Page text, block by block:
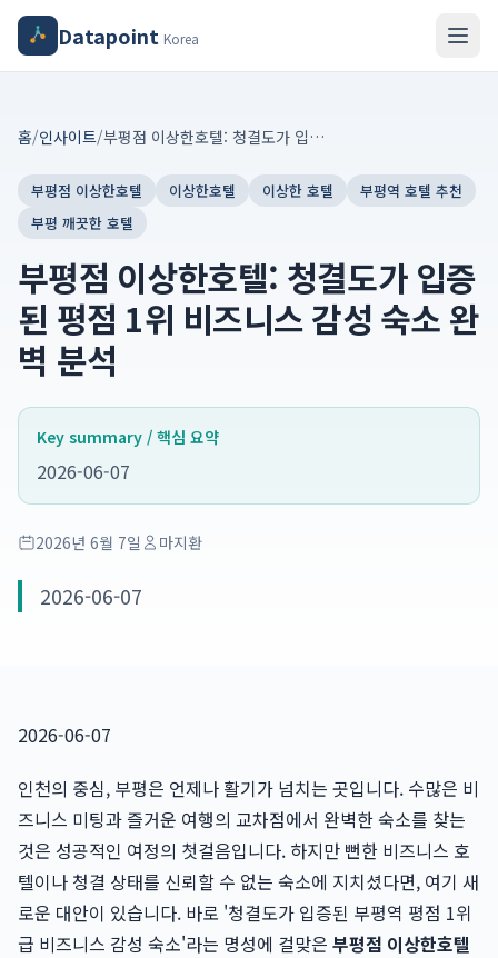
Datapoint Korea
홈/인사이트/ 부평점 이상한호텔: 청결도가 입증된 평점 1위 비즈니스 감성 숙소 완벽 분석
부평점 이상한호텔 이상한호텔 이상한 호텔
부평역 호텔 추천
부평 깨끗한 호텔
부평점 이상한호텔: 청결도가 입증
된 평점 1위 비즈니스 감성 숙소 완
벽 분석
Key summary / 핵심 요약
2026-06-07
2026년 6월 7일 마지환
2026-06-07
2026-06-07
인천의 중심, 부평은 언제나 활기가 넘치는 곳입니다. 수많은 비
즈니스 미팅과 즐거운 여행의 교차점에서 완벽한 숙소를 찾는
것은 성공적인 여정의 첫걸음입니다. 하지만 뻔한 비즈니스 호
텔이나 청결 상태를 신뢰할 수 없는 숙소에 지치셨다면, 여기 새
로운 대안이 있습니다. 바로 '청결도가 입증된 부평역 평점 1위
급 비즈니스 감성 숙소'라는 명성에 걸맞은 부평점 이상한호텔